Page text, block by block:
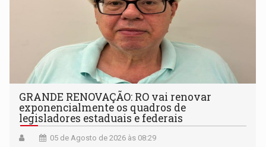
GRANDE RENOVAÇÃO: RO vai renovar
exponencialmente os quadros de
legisladores estaduais e federais
05 de Agosto de 2026 às 08:29